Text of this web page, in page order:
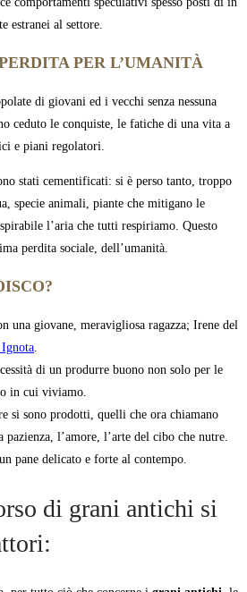
estranei al settore.
PER L’UMANITÀ
di giovani ed i vecchi senza nessuna
ceduto le conquiste, le fatiche di una vita a
e piani regolatori.
stati cementificati: si è perso tanto, troppo
specie animali, piante che mitigano le
l’aria che tutti respiriamo. Questo
perdita sociale, dell’umanità.
una giovane, meravigliosa ragazza; Irene del
di un produrre buono non solo per le
in cui viviamo.
si sono prodotti, quelli che ora chiamano
l’amore, l’arte del cibo che nutre.
pane delicato e forte al contempo.
di grani antichi si